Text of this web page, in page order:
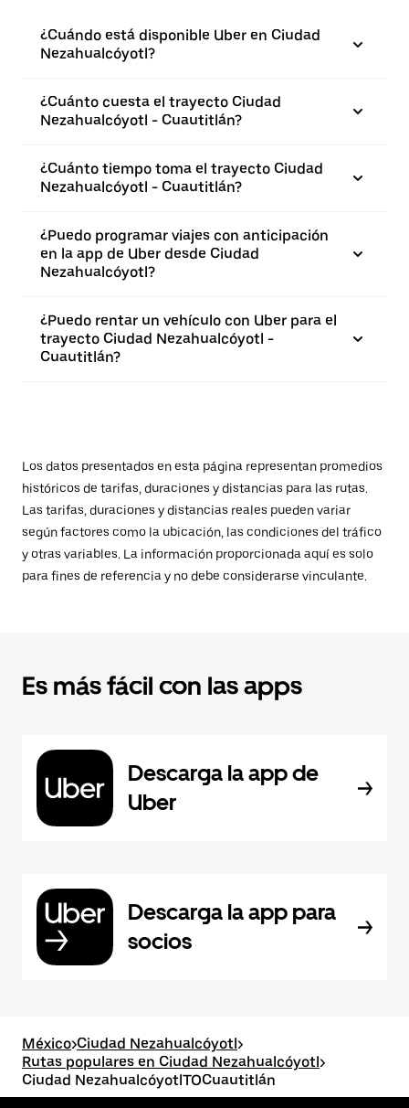
¿Cuándo está disponible Uber en Ciudad
Nezahualcóyotl?
¿Cuánto cuesta el trayecto Ciudad
Nezahualcóyotl - Cuautitlán?
¿Cuánto tiempo toma el trayecto Ciudad
Nezahualcóyotl - Cuautitlán?
¿Puedo programar viajes con anticipación
en la app de Uber desde Ciudad
Nezahualcóyotl?
¿Puedo rentar un vehículo con Uber para el
trayecto Ciudad Nezahualcóyotl -
Cuautitlán?
Los datos presentados en esta página representan promedios
históricos de tarifas, duraciones y distancias para las rutas.
Las tarifas, duraciones y distancias reales pueden variar
según factores como la ubicación, las condiciones del tráfico
y otras variables. La información proporcionada aquí es solo
para fines de referencia y no debe considerarse vinculante.
Es más fácil con las apps
Descarga la app de
Uber
Descarga la app para
socios
México>Ciudad Nezahualcóyotl>
Rutas populares en Ciudad Nezahualcóyotl>
Ciudad NezahualcóyotlTOCuautitlán